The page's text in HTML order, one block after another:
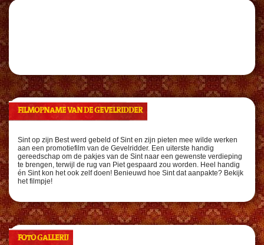
FILMOPNAME VAN DE GEVELRIDDER
Sint op zijn Best werd gebeld of Sint en zijn pieten mee wilde werken
aan een promotiefilm van de Gevelridder. Een uiterste handig
gereedschap om de pakjes van de Sint naar een gewenste verdieping
te brengen, terwijl de rug van Piet gespaard zou worden. Heel handig
én Sint kon het ook zelf doen! Benieuwd hoe Sint dat aanpakte? Bekijk
het filmpje!
FOTO GALLERIJ